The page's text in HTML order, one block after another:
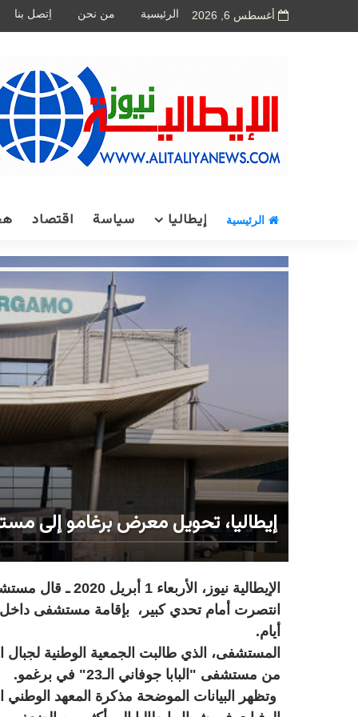
أغسطس 6, 2026 الرئيسية من نحن اِتصل بنا
الرئيسية إيطاليا سياسة اقتصاد
إيطاليا، تحويل معرض برغامو
الإيطالية نيوز،
أيام.
المستشفى، الذي طالبت الجمعية الوطنية
من مستشفى "البابا جوفاني الـ23" في برغمو.